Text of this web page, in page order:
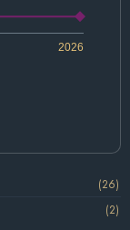
2026
(26)
(2)